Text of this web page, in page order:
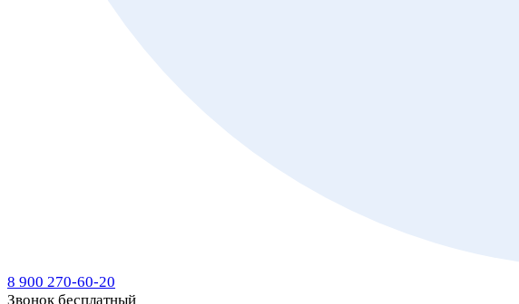
8 900 270-60-20
Звонок бесплатный